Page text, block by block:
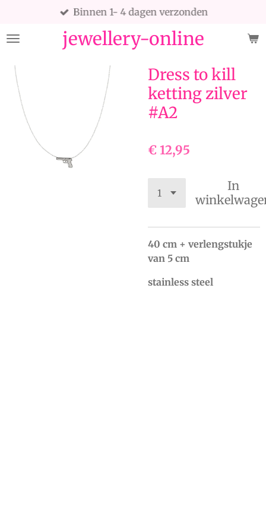
naar
hoofdinhoud
jewellery-online
Binnen 1- 4 dagen verzonden
Dress to kill
ketting zilver
#A2
€ 12,95
In
40 cm + verlengstukje
van 5 cm
stainless steel